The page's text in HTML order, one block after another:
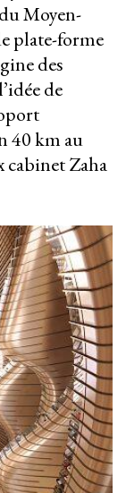
Moyen-
plate-forme
des
de
40 km au
cabinet Zaha